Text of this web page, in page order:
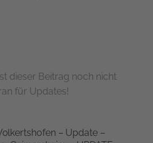
dieser Beitrag noch nicht
für Updates!
– Update –